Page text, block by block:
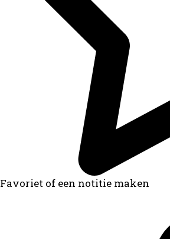
Favoriet of een notitie maken